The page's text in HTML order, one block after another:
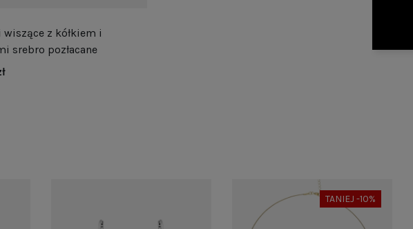
wiszące z kółkiem i
srebro pozłacane
TANIEJ -10%